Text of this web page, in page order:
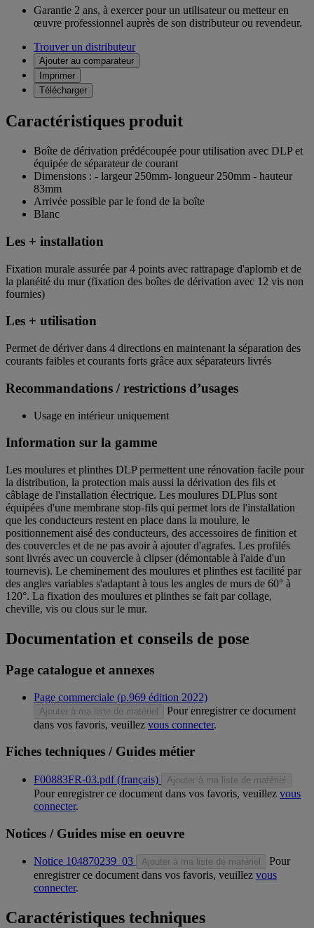
Garantie 2 ans, à exercer pour un utilisateur ou metteur en
œuvre professionnel auprès de son distributeur ou revendeur.
Trouver un distributeur
Ajouter au comparateur
Imprimer
Télécharger
Caractéristiques produit
Boîte de dérivation prédécoupée pour utilisation avec DLP et
équipée de séparateur de courant
Dimensions : - largeur 250mm- longueur 250mm - hauteur
83mm
Arrivée possible par le fond de la boîte
Blanc
Les + installation
Fixation murale assurée par 4 points avec rattrapage d'aplomb et de
la planéité du mur (fixation des boîtes de dérivation avec 12 vis non
fournies)
Les + utilisation
Permet de dériver dans 4 directions en maintenant la séparation des
courants faibles et courants forts grâce aux séparateurs livrés
Recommandations / restrictions d’usages
Usage en intérieur uniquement
Information sur la gamme
Les moulures et plinthes DLP permettent une rénovation facile pour
la distribution, la protection mais aussi la dérivation des fils et
câblage de l'installation électrique. Les moulures DLPlus sont
équipées d'une membrane stop-fils qui permet lors de l'installation
que les conducteurs restent en place dans la moulure, le
positionnement aisé des conducteurs, des accessoires de finition et
des couvercles et de ne pas avoir à ajouter d'agrafes. Les profilés
sont livrés avec un couvercle à clipser (démontable à l'aide d'un
tournevis). Le cheminement des moulures et plinthes est facilité par
des angles variables s'adaptant à tous les angles de murs de 60° à
120°. La fixation des moulures et plinthes se fait par collage,
cheville, vis ou clous sur le mur.
Documentation et conseils de pose
Page catalogue et annexes
Page commerciale (p.969 édition 2022)
Ajouter à ma liste de matériel
Pour enregistrer ce document
dans vos favoris, veuillez vous connecter.
Fiches techniques / Guides métier
F00883FR-03.pdf (français) Ajouter à ma liste de matériel
Pour enregistrer ce document dans vos favoris, veuillez vous
connecter.
Notices / Guides mise en oeuvre
Notice 104870239_03 Ajouter à ma liste de matériel
Pour
enregistrer ce document dans vos favoris, veuillez vous
connecter.
Caractéristiques techniques